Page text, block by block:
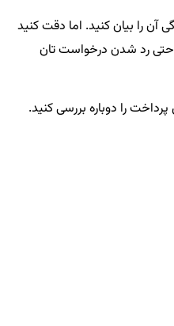
آن را بیان کنید. اما دقت کنید
حتی رد شدن درخواست تان
را دوباره بررسی کنید.